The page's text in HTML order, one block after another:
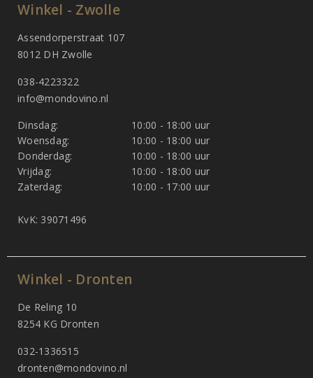
Winkel - Zwolle
Assendorperstraat 107
8012 DH Zwolle
038-4223322
info@mondovino.nl
Dinsdag:
10:00 - 18:00 uur
Woensdag:
10:00 - 18:00 uur
Donderdag:
10:00 - 18:00 uur
Vrijdag:
10:00 - 18:00 uur
Zaterdag:
10:00 - 17:00 uur
KvK: 39071496
Winkel - Dronten
De Reling 10
8254 KG Dronten
032-1336515
dronten@mondovino.nl